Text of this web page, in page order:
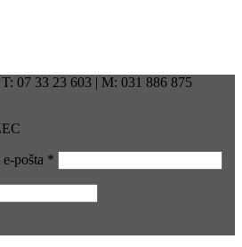
07 33 23 603 | M: 031 886 875
pošta *